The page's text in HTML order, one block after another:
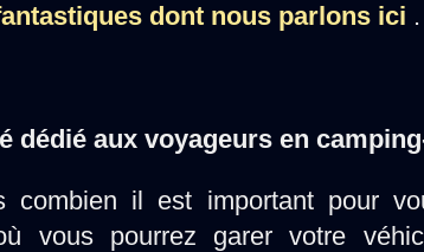
dont nous parlons ici .
dédié aux voyageurs en
combien il est important pour
vous pourrez garer votre